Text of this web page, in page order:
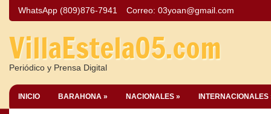
WhatsApp (809)876-7941 Correo: 03yoan@gmail.com
VillaEstela05.com
Periódico y Prensa Digital
INICIO BARAHONA » NACIONALES » INTERNACIONALES